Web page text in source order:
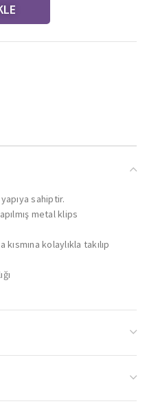
sahiptir.
metal klips
kolaylıkla takılıp